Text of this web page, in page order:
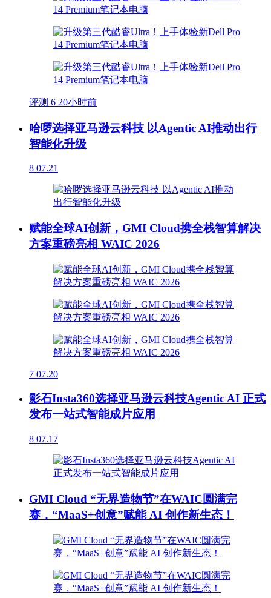
评测 6 20小时前
哈啰选择亚马逊云科技 以Agentic AI推动出行
智能化升级
8 07.21
赋能全球AI创新，GMI Cloud携全栈智算解决
方案重磅亮相 WAIC 2026
7 07.20
影石Insta360选择亚马逊云科技Agentic AI 正式
发布一站式智能成片应用
8 07.17
GMI Cloud “无界造物节”在WAIC圆满完
赛，“MaaS+创意”赋能 AI 创作新生态！